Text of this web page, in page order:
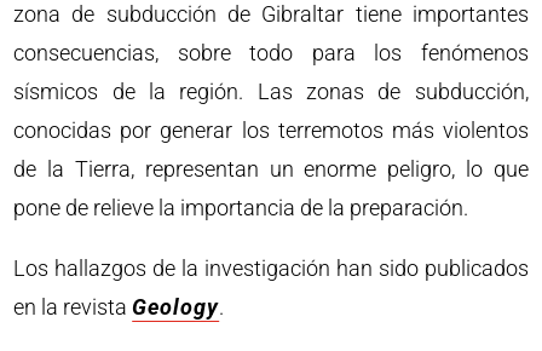
zona de subducción de Gibraltar tiene importantes
consecuencias, sobre todo para los fenómenos
sísmicos de la región. Las zonas de subducción,
conocidas por generar los terremotos más violentos
de la Tierra, representan un enorme peligro, lo que
pone de relieve la importancia de la preparación.
Los hallazgos de la investigación han sido publicados
en la revista Geology.